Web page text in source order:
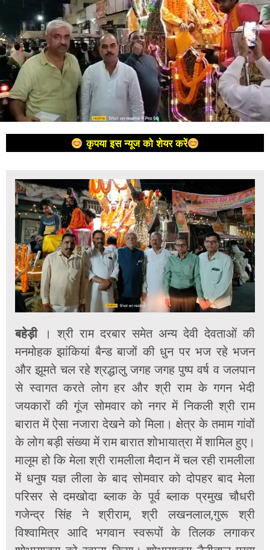
कृपया इस न्यूज को शेयर करें
बहेड़ी। श्री राम दरबार समेत अन्य देवी देवताओं की
मनमोहक झांकियां बैन्ड बाजों की धुन पर भज रहे भजन
और झूमते चल रहे श्रद्धालु जगह जगह पुष्प वर्ष व जलपान
से स्वागत करते लोग हर और श्री राम के गगन भेदी
जयकारों की गूंज सोमवार को नगर में निकली श्री राम
बारात में ऐसा नजारा देखने को मिला। क्षेत्र के तमाम गांवों
के लोग बड़ी संख्या में राम बारात शोभायात्रा में शामिल हुए।
मालूम हो कि मेला श्री रामलीला मैदान में चल रही रामलीला
में धनुष यज्ञ लीला के बाद सोमवार को दोपहर बाद मेला
परिसर से दमखोदा ब्लाक के पूर्व ब्लाक प्रमुख चौधरी
गजेन्द्र सिंह ने श्रीराम, श्री लखनलाल,गुरू श्री
विश्वामित्र आदि भगवान स्वरूपों के तिलक लगाकर